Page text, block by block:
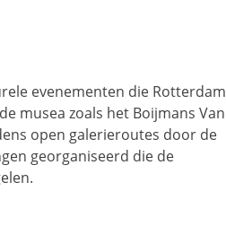
evenementen die Rotterdam
musea zoals het Boijmans Van
open galerieroutes door de
georganiseerd die de